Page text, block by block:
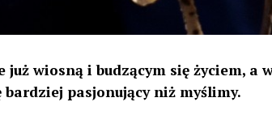
już wiosną i budzącym się życiem, a
bardziej pasjonujący niż myślimy.